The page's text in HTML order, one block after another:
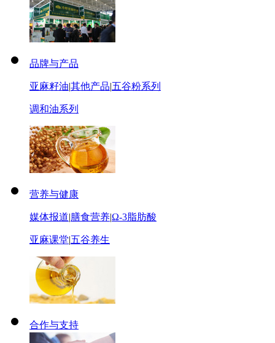
品牌与产品
亚麻籽油|其他产品|五谷粉系列
调和油系列
营养与健康
媒体报道|膳食营养|Ω-3脂肪酸
亚麻课堂|五谷养生
合作与支持